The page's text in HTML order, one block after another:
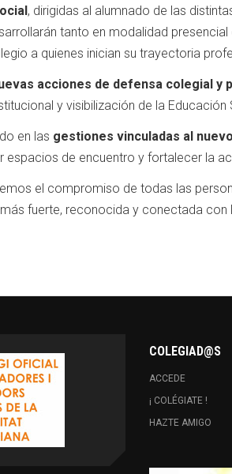
, dirigidas al alumnado de las
tanto en modalidad
a quienes inician su trayectoria
acciones de defensa colegial y
y visibilización de la
en las gestiones vinculadas al
espacios de encuentro y fortalecer la
el compromiso de todas las
fuerte, reconocida y conectada con
COLEGIAD@S
ACCEDE
¡ COLÉGIATE !
HAZTE AMIGO